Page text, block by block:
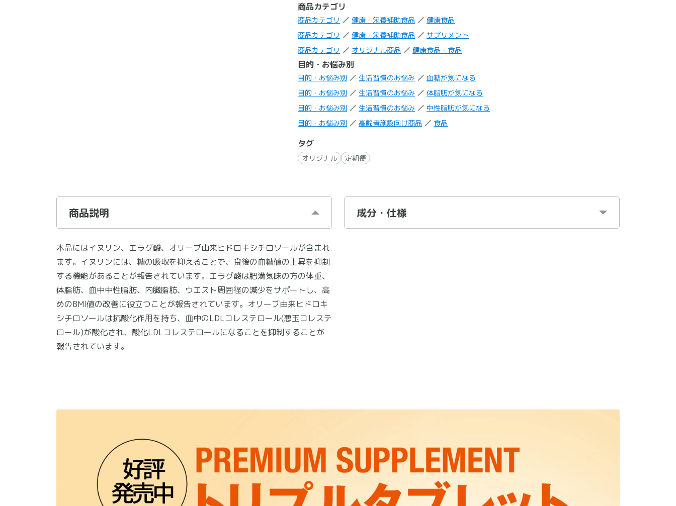
商品カテゴリ
商品カテゴリ 健康・栄養補助食品
健康食品
商品カテゴリ
健康・栄養補助食品
サプリメント
商品カテゴリ
オリジナル商品 健康食品・食品
目的・お悩み別
目的・お悩み別 生活習慣のお悩み
血糖が気になる
目的・お悩み別
生活習慣のお悩み
体脂肪が気になる
目的・お悩み別
生活習慣のお悩み
中性脂肪が気になる
目的・お悩み別
高齢者施設向け商品 食品
タグ
オリジナル 定期便
商品説明
本品にはイヌリン、エラグ酸、オリーブ由来ヒドロキシチロソールが含まれ
ます。イヌリンには、糖の吸収を抑えることで、食後の血糖値の上昇を抑制
する機能があることが報告されています。エラグ酸は肥満気味の方の体重、
体脂肪、血中中性脂肪、内臓脂肪、ウエスト周囲径の減少をサポートし、高
めのBMI値の改善に役立つことが報告されています。オリーブ由来ヒドロキ
シチロソールは抗酸化作用を持ち、血中のLDLコレステロール(悪玉コレステ
ロール)が酸化され、酸化LDLコレステロールになることを抑制することが
報告されています。
成分・仕様